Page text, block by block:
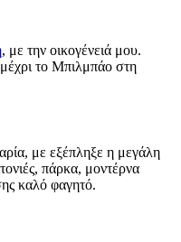
, με την οικογένειά μου.
το Μπιλμπάο στη
με εξέπληξε η μεγάλη
πάρκα, μοντέρνα
καλό φαγητό.